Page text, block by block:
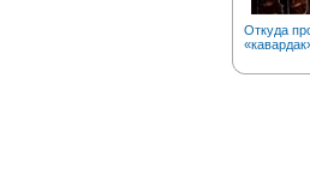
Откуда